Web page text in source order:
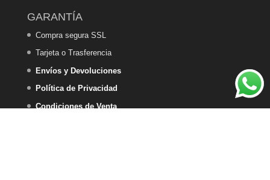
GARANTÍA
Compra segura SSL
Tarjeta o Trasferencia
Envíos y Devoluciones
Política de Privacidad
Condiciones de Venta